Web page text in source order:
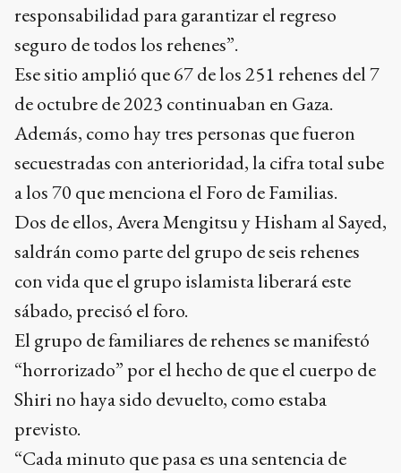
responsabilidad para garantizar el regreso
seguro de todos los rehenes”.
Ese sitio amplió que 67 de los 251 rehenes del 7
de octubre de 2023 continuaban en Gaza.
Además, como hay tres personas que fueron
secuestradas con anterioridad, la cifra total sube
a los 70 que menciona el Foro de Familias.
Dos de ellos, Avera Mengitsu y Hisham al Sayed,
saldrán como parte del grupo de seis rehenes
con vida que el grupo islamista liberará este
sábado, precisó el foro.
El grupo de familiares de rehenes se manifestó
“horrorizado” por el hecho de que el cuerpo de
Shiri no haya sido devuelto, como estaba
previsto.
“Cada minuto que pasa es una sentencia de